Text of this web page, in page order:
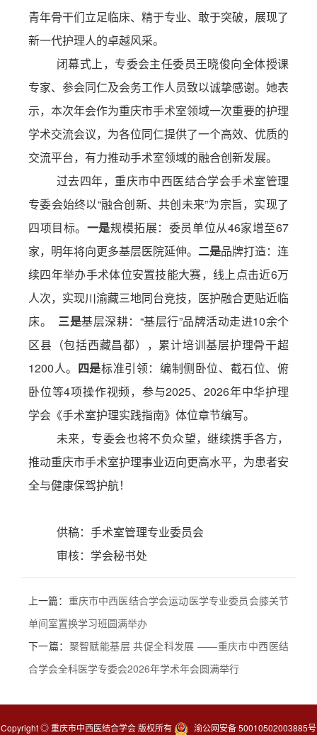
青年骨干们立足临床、精于专业、敢于突破，展现了
新一代护理人的卓越风采。
闭幕式上，专委会主任委员王晓俊向全体授课
专家、参会同仁及会务工作人员致以诚挚感谢。她表
示，本次年会作为重庆市手术室领域一次重要的护理
学术交流会议，为各位同仁提供了一个高效、优质的
交流平台，有力推动手术室领域的融合创新发展。
过去四年，重庆市中西医结合学会手术室管理
专委会始终以“融合创新、共创未来”为宗旨，实现了
四项目标。 一是规模拓展：委员单位从46家增至67
家，明年将向更多基层医院延伸。 二是品牌打造：连
续四年举办手术体位安置技能大赛，线上点击近6万
人次，实现川渝藏三地同台竞技，医护融合更贴近临
床。 三是基层深耕： “基层行”品牌活动走进10余个
区县（包括西藏昌都），累计培训基层护理骨干超
1200人。 四是标准引领：编制侧卧位、截石位、俯
卧位等4项操作视频，参与2025、2026年中华护理
学会《手术室护理实践指南》体位章节编写。
未来，专委会也将不负众望，继续携手各方，
推动重庆市手术室护理事业迈向更高水平，为患者安
全与健康保驾护航！
供稿：手术室管理专业委员会
审核：学会秘书处
上一篇： 重庆市中西医结合学会运动医学专业委员会膝关节
单间室置换学习班圆满举办
下一篇： 聚智赋能基层 共促全科发展 ——重庆市中西医结
合学会全科医学专委会2026年学术年会圆满举行
Copyright ◎ 重庆市中西医结合学会 版权所有 渝公网安备 50010502003885号